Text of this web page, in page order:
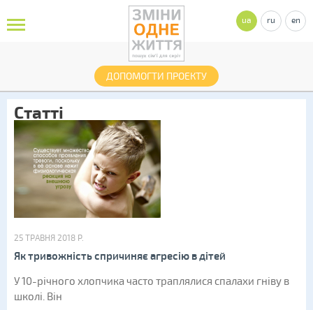
ДОПОМОГТИ ПРОЕКТУ
ua ru en
Статті
25 ТРАВНЯ 2018 Р.
Як тривожність спричиняє агресію в дітей
У 10-річного хлопчика часто траплялися спалахи гніву в
школі. Він